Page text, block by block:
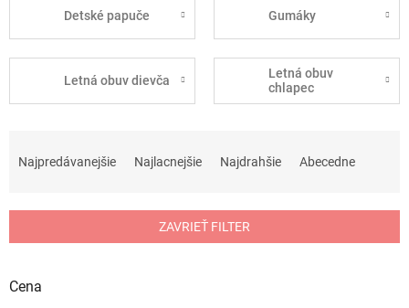
Detské papuče Gumáky
Letná obuv dievča
Letná obuv
chlapec
i
p
Najpredávanejšie Najlacnejšie Najdrahšie Abecedne
ZAVRIEŤ FILTER
Cena